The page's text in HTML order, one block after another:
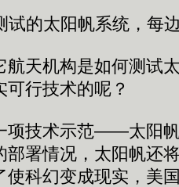
试的太阳帆系统，每
天机构是如何测试
行技术的呢？
技术示范——太阳帆
部署情况，太阳帆还
使科幻变成现实，美